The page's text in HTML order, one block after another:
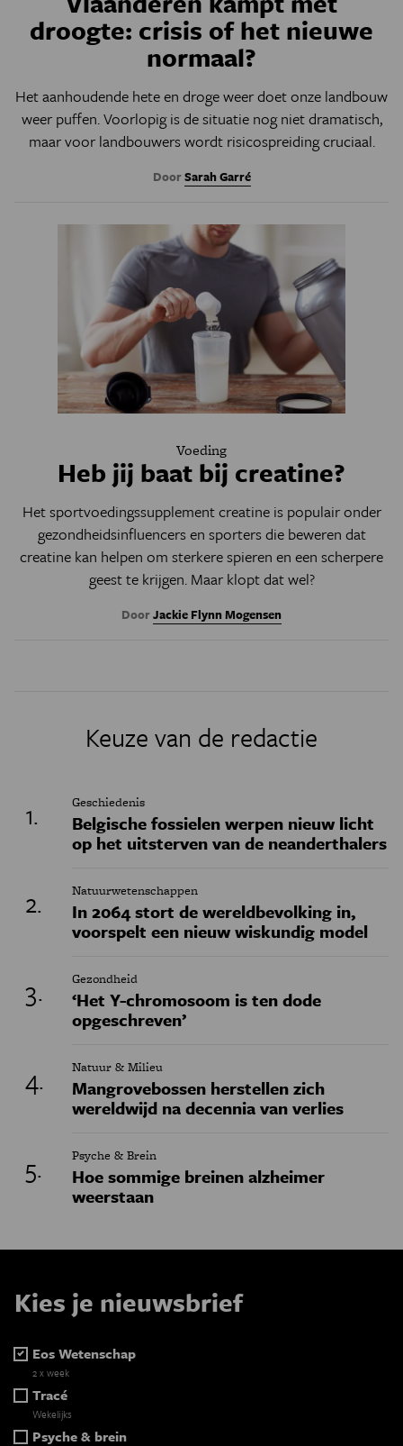
droogte: crisis of het nieuwe
normaal?
Het aanhoudende hete en droge weer doet onze landbouw
weer puffen. Voorlopig is de situatie nog niet dramatisch,
maar voor landbouwers wordt risicospreiding cruciaal.
DoorSarah Garré
Voeding
Heb jij baat bij creatine?
Het sportvoedingssupplement creatine is populair onder
gezondheidsinfluencers en sporters die beweren dat
creatine kan helpen om sterkere spieren en een scherpere
geest te krijgen. Maar klopt dat wel?
DoorJackie Flynn Mogensen
Keuze van de redactie
Geschiedenis
Belgische fossielen werpen nieuw licht
op het uitsterven van de neanderthalers
Natuurwetenschappen
In 2064 stort de wereldbevolking in,
voorspelt een nieuw wiskundig model
Gezondheid
‘Het Y-chromosoom is ten dode
opgeschreven’
Natuur & Milieu
Mangrovebossen herstellen zich
wereldwijd na decennia van verlies
Psyche & Brein
Hoe sommige breinen alzheimer
weerstaan
Kies je nieuwsbrief
Eos Wetenschap
2 x week
Tracé
Wekelijks
Psyche & brein